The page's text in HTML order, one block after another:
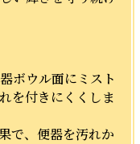
ボウル面にミスト
を付きにくくしま
で、便器を汚れか